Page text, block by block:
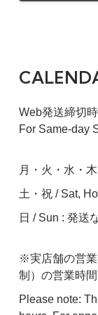
Web発送締切
For Same-day
月・火・水・
土・祝 / Sat,
日 / Sun : 発送
※実店舗の営
制）の営業時間
Please note: